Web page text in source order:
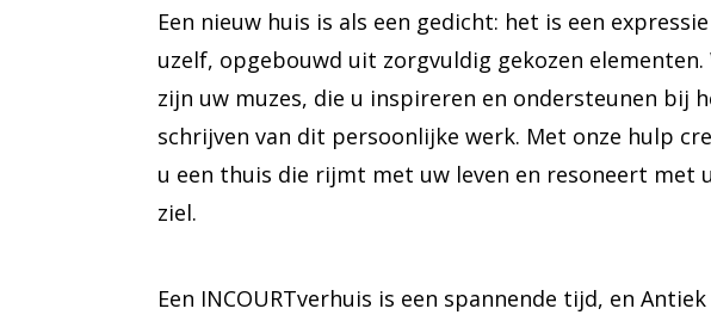
Een nieuw huis is als een gedicht: het is een
uzelf, opgebouwd uit zorgvuldig gekozen elementen.
zijn uw muzes, die u inspireren en ondersteunen bij
schrijven van dit persoonlijke werk. Met onze hulp
u een thuis die rijmt met uw leven en resoneert met
ziel.
Een INCOURTverhuis is een spannende tijd, en Antiek